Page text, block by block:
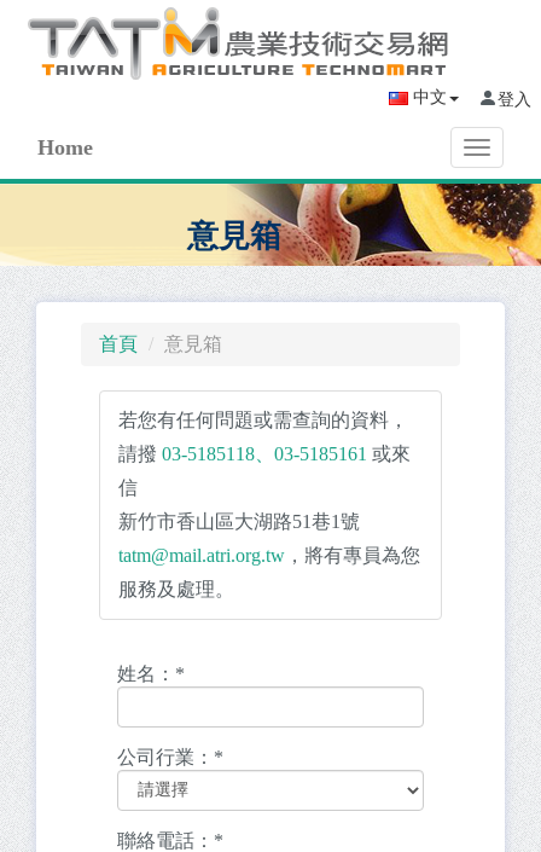
中文 登入
Toggle
Home
意見箱
首頁 意見箱
若您有任何問題或需查詢的資料，
請撥 03-5185118、03-5185161 或來
信
新竹市香山區大湖路51巷1號
tatm@mail.atri.org.tw ，將有專員為您
服務及處理。
姓名： *
公司行業： *
聯絡電話： *